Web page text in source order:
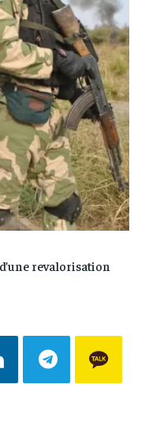
revalorisation